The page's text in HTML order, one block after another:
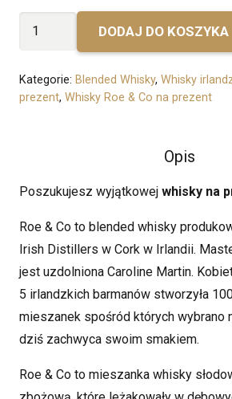
ilość
DODAJ DO KOSZYKA
Kategorie: Blended Whisky, Whisky
prezent, Whisky Roe & Co na prezent
Opis
Poszukujesz wyjątkowej whisky na
Roe & Co to blended whisky
Irish Distillers w Cork w Irlandii.
jest uzdolniona Caroline Martin.
5 irlandzkich barmanów stworzyła
mieszanek spośród których wybrano
dziś zachwyca swoim smakiem.
Roe & Co to mieszanka whisky